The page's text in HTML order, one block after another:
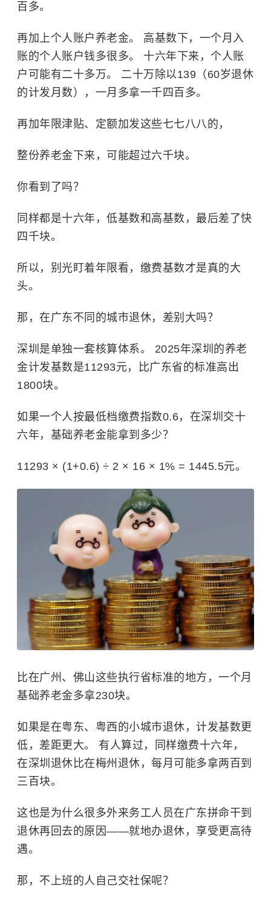
百多。
再加上个人账户养老金。 高基数下，一个月入
账的个人账户钱多很多。 十六年下来，个人账
户可能有二十多万。 二十万除以139（60岁退休
的计发月数），一月多拿一千四百多。
再加年限津贴、定额加发这些七七八八的，
整份养老金下来，可能超过六千块。
你看到了吗？
同样都是十六年，低基数和高基数，最后差了快
四千块。
所以，别光盯着年限看，缴费基数才是真的大
头。
那，在广东不同的城市退休，差别大吗？
深圳是单独一套核算体系。 2025年深圳的养老
金计发基数是11293元，比广东省的标准高出
1800块。
如果一个人按最低档缴费指数0.6，在深圳交十
六年，基础养老金能拿到多少？
11293 × (1+0.6) ÷ 2 × 16 × 1% = 1445.5元。
比在广州、佛山这些执行省标准的地方，一个月
基础养老金多拿230块。
如果是在粤东、粤西的小城市退休，计发基数更
低，差距更大。 有人算过，同样缴费十六年，
在深圳退休比在梅州退休，每月可能多拿两百到
三百块。
这也是为什么很多外来务工人员在广东拼命干到
退休再回去的原因——就地办退休，享受更高待
遇。
那，不上班的人自己交社保呢？